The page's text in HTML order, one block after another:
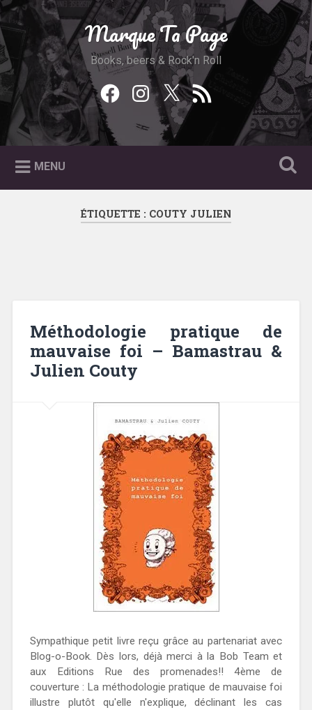
Accéder
au
contenu
principal
Recherche Marque Ta Page
Books, beers & Rock'n Roll
Facebook
Instagram
Twitter
Feed
RSS
MENU
ÉTIQUETTE : COUTY JULIEN
Méthodologie pratique de
mauvaise foi – Bamastrau &
Julien Couty
Sympathique petit livre reçu grâce au partenariat avec
Blog-o-Book. Dès lors, déjà merci à la Bob Team et
aux Editions Rue des promenades!! 4ème de
couverture : La méthodologie pratique de mauvaise foi
illustre plutôt qu'elle n'explique, déclinant les cas